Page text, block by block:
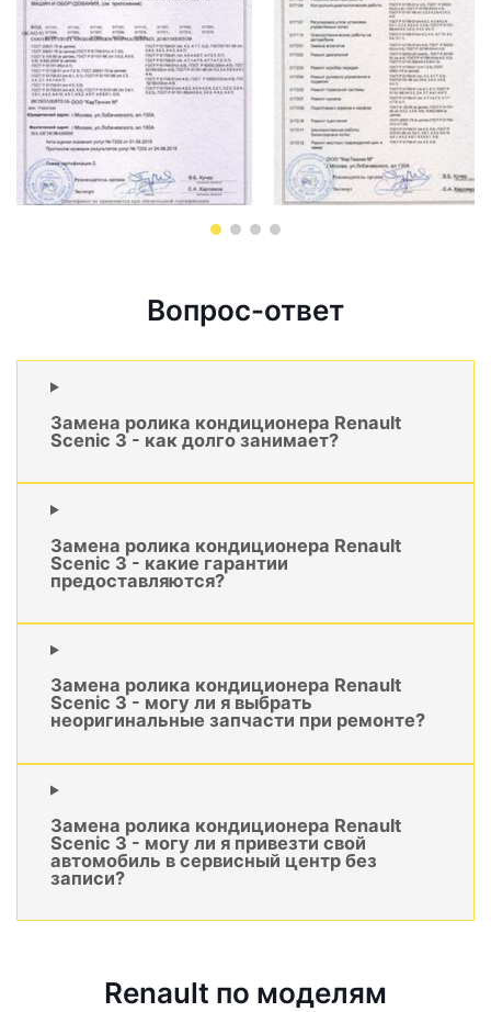
Вопрос-ответ
Замена ролика кондиционера Renault
Scenic 3 - как долго занимает?
Замена ролика кондиционера Renault
Scenic 3 - какие гарантии
предоставляются?
Замена ролика кондиционера Renault
Scenic 3 - могу ли я выбрать
неоригинальные запчасти при ремонте?
Замена ролика кондиционера Renault
Scenic 3 - могу ли я привезти свой
автомобиль в сервисный центр без
записи?
Renault по моделям